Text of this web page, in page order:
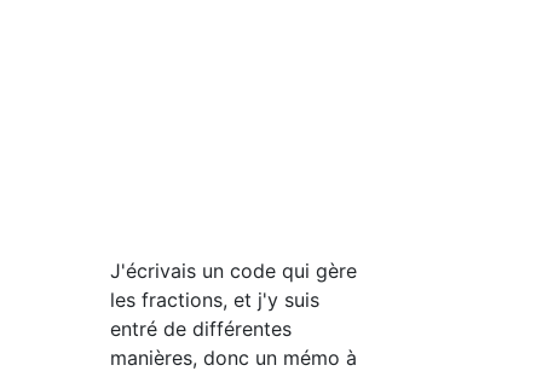
J'écrivais un code qui gère
les fractions, et j'y suis
entré de différentes
manières, donc un mémo à